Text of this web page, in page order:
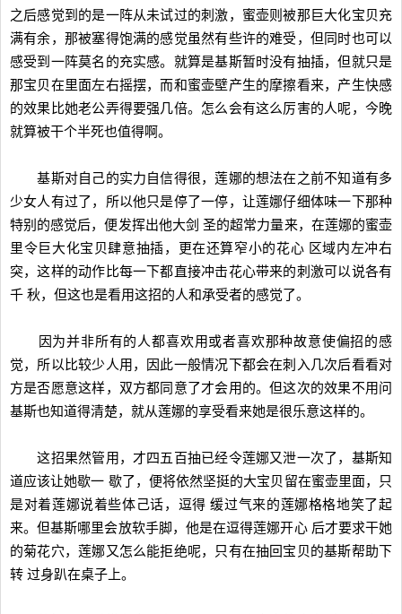
之后感觉到的是一阵从未试过的刺激，蜜壶则被那巨大化宝贝充
满有余，那被塞得饱满的感觉虽然有些许的难受，但同时也可以
感受到一阵莫名的充实感。就算是基斯暂时没有抽插，但就只是
那宝贝在里面左右摇摆，而和蜜壶壁产生的摩擦看来，产生快感
的效果比她老公弄得要强几倍。怎么会有这么厉害的人呢，今晚
就算被干个半死也值得啊。
基斯对自己的实力自信得很，莲娜的想法在之前不知道有多
少女人有过了，所以他只是停了一停，让莲娜仔细体味一下那种
特别的感觉后，便发挥出他大剑 圣的超常力量来，在莲娜的蜜壶
里令巨大化宝贝肆意抽插，更在还算窄小的花心 区域内左冲右
突，这样的动作比每一下都直接冲击花心带来的刺激可以说各有
千 秋，但这也是看用这招的人和承受者的感觉了。
因为并非所有的人都喜欢用或者喜欢那种故意使偏招的感
觉，所以比较少人用，因此一般情况下都会在刺入几次后看看对
方是否愿意这样，双方都同意了才会用的。但这次的效果不用问
基斯也知道得清楚，就从莲娜的享受看来她是很乐意这样的。
这招果然管用，才四五百抽已经令莲娜又泄一次了，基斯知
道应该让她歇一 歇了，便将依然坚挺的大宝贝留在蜜壶里面，只
是对着莲娜说着些体己话，逗得 缓过气来的莲娜格格地笑了起
来。但基斯哪里会放软手脚，他是在逗得莲娜开心 后才要求干她
的菊花穴，莲娜又怎么能拒绝呢，只有在抽回宝贝的基斯帮助下
转 过身趴在桌子上。